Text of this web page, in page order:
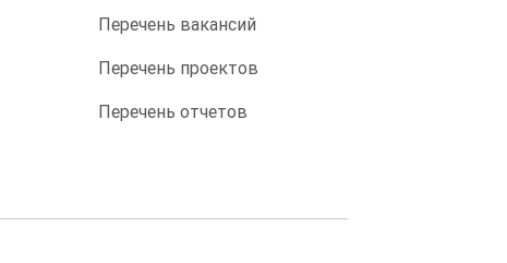
Перечень вакансий
Перечень проектов
Перечень отчетов